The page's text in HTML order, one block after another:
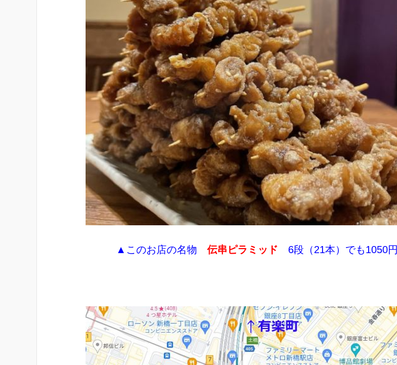
▲このお店の名物伝串ピラミッド 6段（21本）でも1050円